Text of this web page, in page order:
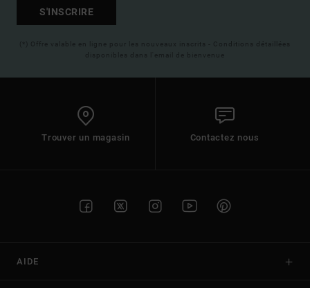
S'INSCRIRE
(*) Offre valable en ligne pour les nouveaux inscrits - Conditions détaillées
disponibles dans l'email de bienvenue
Trouver un magasin Contactez nous
AIDE